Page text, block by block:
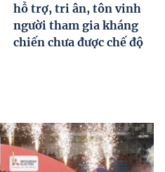
hỗ trợ, tri ân, tôn vinh
người tham gia kháng
chiến chưa được chế độ